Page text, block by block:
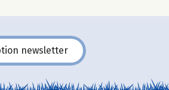
newsletter